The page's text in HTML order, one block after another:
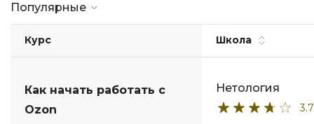
Популярные
Курс Школа
Как начать работать с
Ozon
Нетология
3.7